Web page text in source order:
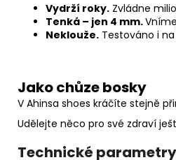
Vydrží roky. Zvládne
Tenká – jen 4 mm.
Neklouže. Testováno i
Jako chůze bosky
V Ahinsa shoes kráčíte stejně
Udělejte něco pro své zdraví
Technické parametry